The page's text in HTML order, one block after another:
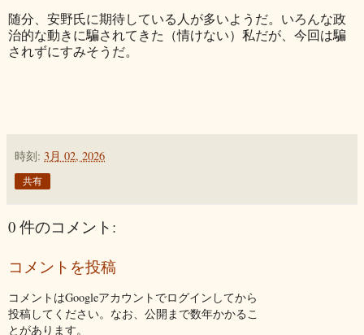
随分、安野氏に期待している人が多いようだ。いろんな政
治的な動きに騙されてきた（情けない）私だが、今回は騙
されずにすみそうだ。
時刻: 3月 02, 2026
共有
0 件のコメント:
コメントを投稿
コメントはGoogleアカウントでログインしてから
投稿してください。なお、公開まで数年かかるこ
とがあります。